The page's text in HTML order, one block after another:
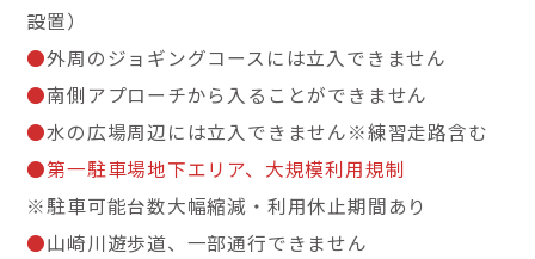
設置）
●外周のジョギングコースには立入できません
●南側アプローチから入ることができません
●水の広場周辺には立入できません※練習走路含む
●第一駐車場地下エリア、大規模利用規制
※駐車可能台数大幅縮減・利用休止期間あり
●山崎川遊歩道、一部通行できません